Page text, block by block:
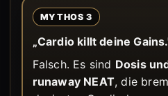
MYTHOS 3
„Cardio killt deine
Falsch. Es sind Dosis
runaway NEAT, die